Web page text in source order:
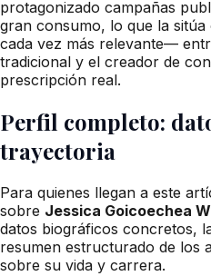
protagonizado campañas
gran consumo, lo que la
cada vez más relevante—
tradicional y el creador de
prescripción real.
Perfil completo:
trayectoria
Para quienes llegan a este
sobre Jessica Goicoechea
datos biográficos concretos,
resumen estructurado de los
sobre su vida y carrera.